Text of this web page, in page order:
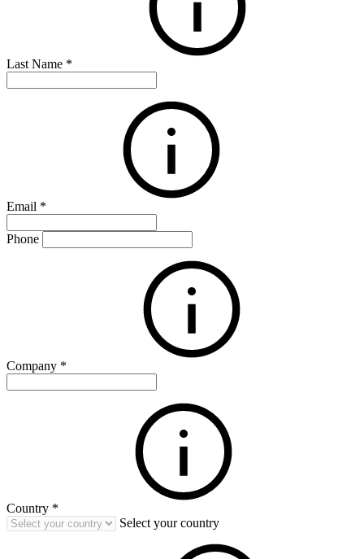
Last Name *
Email *
Phone
Company *
Country *
Select your country